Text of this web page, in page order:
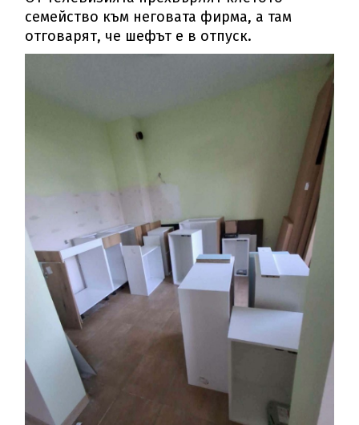
семейство към неговата фирма, а там
отговарят, че шефът е в отпуск.